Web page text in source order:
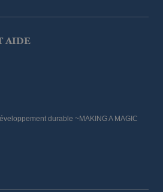
AIDE
durable ~MAKING A MAGIC